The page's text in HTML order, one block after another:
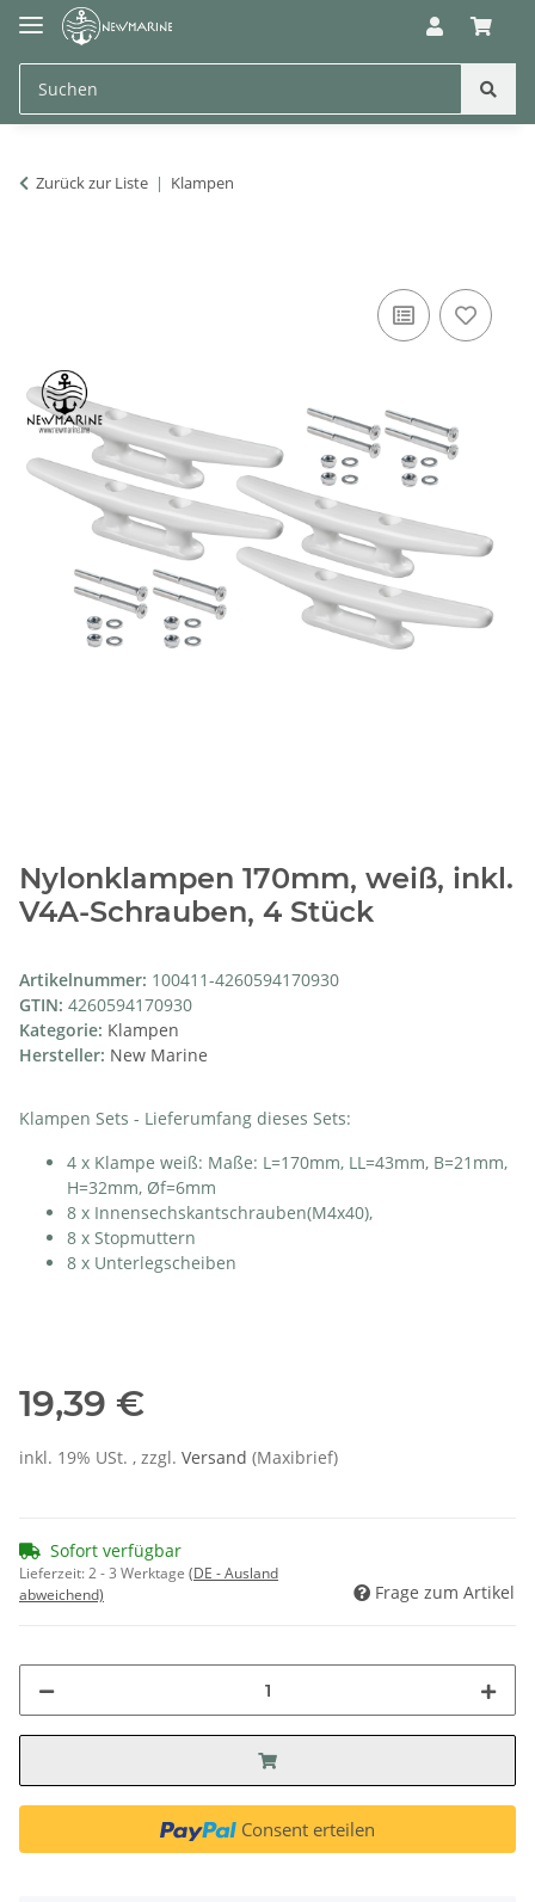
Zurück zur Liste Klampen
Nylonklampen 170mm, weiß, inkl.
V4A-Schrauben, 4 Stück
Artikelnummer: 100411-4260594170930
GTIN: 4260594170930
Kategorie: Klampen
Hersteller: New Marine
Klampen Sets - Lieferumfang dieses Sets:
4 x Klampe weiß: Maße: L=170mm, LL=43mm, B=21mm,
H=32mm, Øf=6mm
8 x Innensechskantschrauben(M4x40),
8 x Stopmuttern
8 x Unterlegscheiben
19,39 €
inkl. 19% USt. , zzgl. Versand (Maxibrief)
Sofort verfügbar
Lieferzeit:2 - 3 Werktage (DE - Ausland
abweichend)
Frage zum Artikel
Consent erteilen